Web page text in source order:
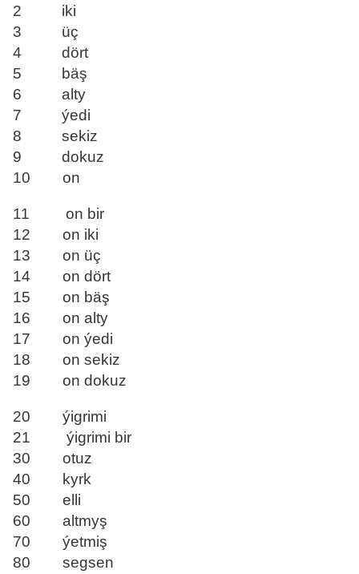
2 iki
3 üç
4 dört
5 bäş
6 alty
7 ýedi
8 sekiz
9 dokuz
10 on
11 on bir
12 on iki
13 on üç
14 on dört
15 on bäş
16 on alty
17 on ýedi
18 on sekiz
19 on dokuz
20 ýigrimi
21 ýigrimi bir
30 otuz
40 kyrk
50 elli
60 altmyş
70 ýetmiş
80 segsen